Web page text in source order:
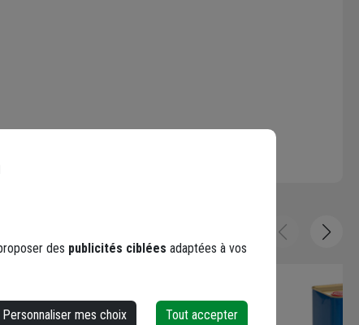
des publicités ciblées adaptées à vos
Personnaliser mes choix Tout accepter